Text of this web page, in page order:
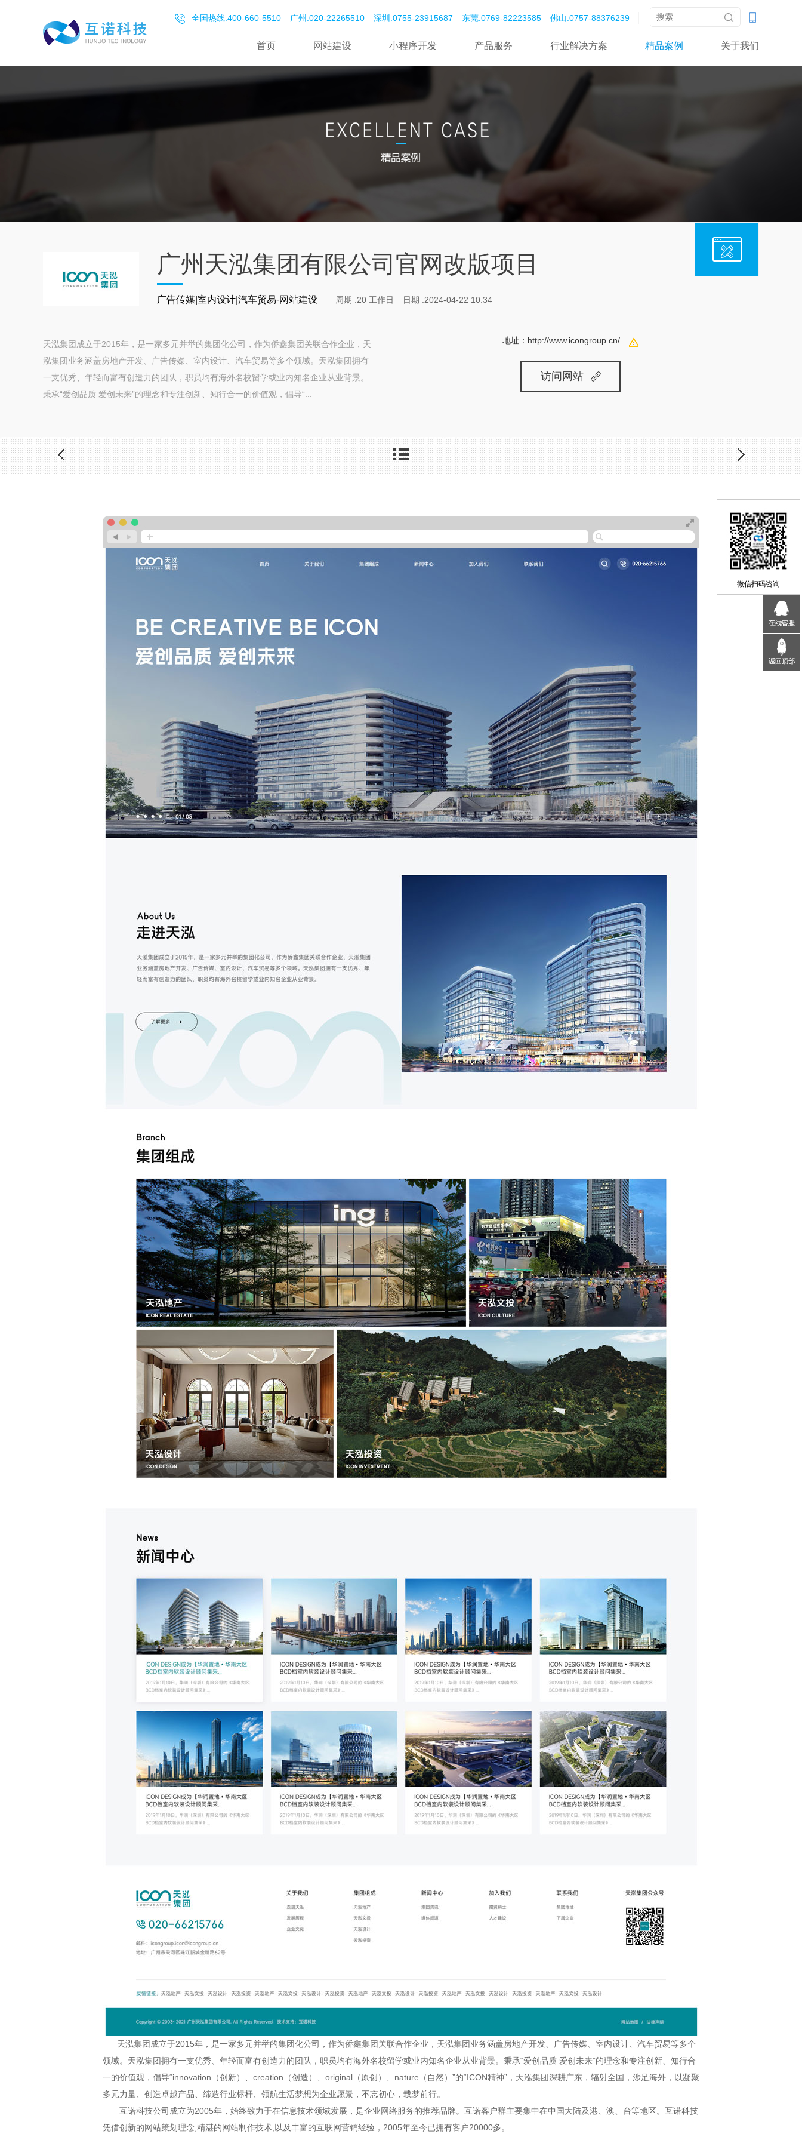
全国热线:400-660-5510 广州:020-22265510 深圳:0755-23915687 东莞:‭0769-82223585‬‬‬ 佛山:0757-88376239‬‬‬
首页 网站建设 小程序开发 产品服务 行业解决方案 精品案例 关于我们
广州天泓集团有限公司官网改版项目
广告传媒|室内设计|汽车贸易-网站建设 周期 :20 工作日 日期 :2024-04-22 10:34
天泓集团成立于2015年，是一家多元并举的集团化公司，作为侨鑫集团关联合作企业，天
泓集团业务涵盖房地产开发、广告传媒、室内设计、汽车贸易等多个领域。天泓集团拥有
一支优秀、年轻而富有创造力的团队，职员均有海外名校留学或业内知名企业从业背景。
秉承“爱创品质 爱创未来”的理念和专注创新、知行合一的价值观，倡导“...
地址： http://www.icongroup.cn/
访问网站
天泓集团成立于2015年，是一家多元并举的集团化公司，作为侨鑫集团关联合作企业，天泓集团业务涵盖房地产开发、广告传媒、室内设计、汽车贸易等多个
领域。天泓集团拥有一支优秀、年轻而富有创造力的团队，职员均有海外名校留学或业内知名企业从业背景。秉承“爱创品质 爱创未来”的理念和专注创新、知行合
一的价值观，倡导“innovation（创新）、creation（创造）、original（原创）、nature（自然）”的“ICON精神”，天泓集团深耕广东，辐射全国，涉足海外，以凝聚
多元力量、创造卓越产品、缔造行业标杆、领航生活梦想为企业愿景，不忘初心，载梦前行。
互诺科技公司成立为2005年，始终致力于在信息技术领域发展，是企业网络服务的推荐品牌。互诺客户群主要集中在中国大陆及港、澳、台等地区。互诺科技
凭借创新的网站策划理念,精湛的网站制作技术,以及丰富的互联网营销经验，2005年至今已拥有客户20000多。
微信扫码咨询